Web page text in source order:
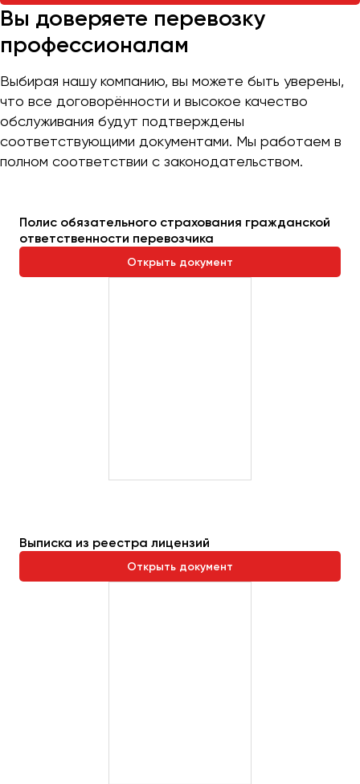
Вы доверяете перевозку
профессионалам
Выбирая нашу компанию, вы можете быть уверены,
что все договорённости и высокое качество
обслуживания будут подтверждены
соответствующими документами. Мы работаем в
полном соответствии с законодательством.
Полис обязательного страхования гражданской
ответственности перевозчика
Открыть документ
Выписка из реестра лицензий
Открыть документ